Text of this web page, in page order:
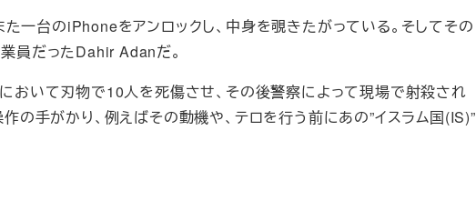
た一台のiPhoneをアンロックし、中身を覗きたがっている。そしてその
員だったDahir Adanだ。
において刃物で10人を死傷させ、その後警察によって現場で射殺され
の手がかり、例えばその動機や、テロを行う前にあの”イスラム国(IS)”